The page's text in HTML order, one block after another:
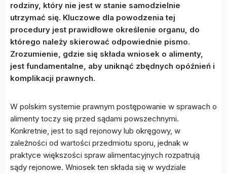
rodziny, który nie jest w stanie samodzielnie
utrzymać się. Kluczowe dla powodzenia tej
procedury jest prawidłowe określenie organu, do
którego należy skierować odpowiednie pismo.
Zrozumienie, gdzie się składa wniosek o alimenty,
jest fundamentalne, aby uniknąć zbędnych opóźnień i
komplikacji prawnych.
W polskim systemie prawnym postępowanie w sprawach o
alimenty toczy się przed sądami powszechnymi.
Konkretnie, jest to sąd rejonowy lub okręgowy, w
zależności od wartości przedmiotu sporu, jednak w
praktyce większości spraw alimentacyjnych rozpatrują
sądy rejonowe. Wniosek ten składa się w wydziale